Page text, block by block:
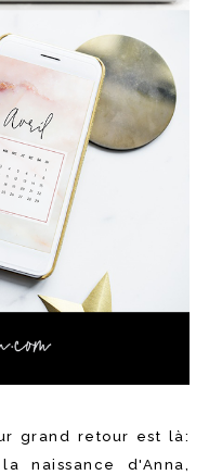
grand retour est là:
naissance d'Anna,